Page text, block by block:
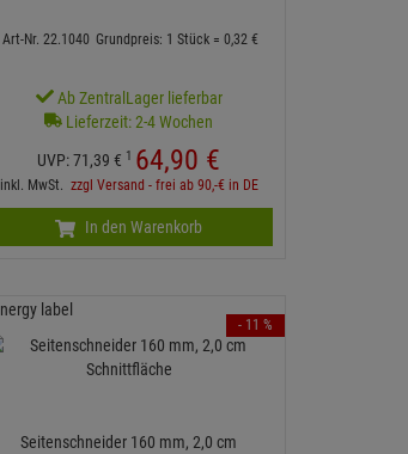
Art-Nr. 22.1040 Grundpreis: 1 Stück = 0, 32 €
Ab ZentralLager lieferbar
Lieferzeit: 2-4 Wochen
UVP:71,39 € 1 64,90 €
inkl. MwSt. zzgl Versand - frei ab 90,-€ in DE
In den Warenkorb
Seitenschneider 160 mm, 2,0 cm
- 11 %